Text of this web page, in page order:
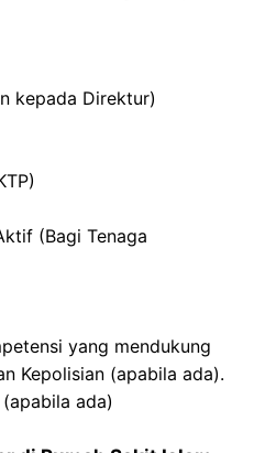
kepada Direktur)
(Bagi Tenaga
yang mendukung
Kepolisian (apabila ada).
(apabila ada)